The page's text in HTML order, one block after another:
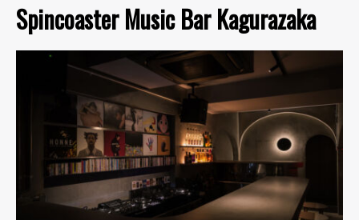
Spincoaster Music Bar Kagurazaka